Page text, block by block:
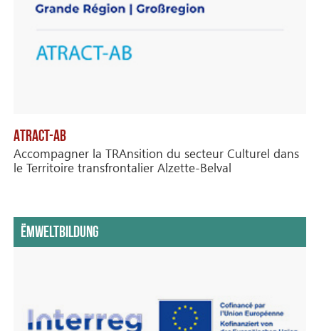
ATRACT-AB
Accompagner la TRAnsition du secteur Culturel dans
le Territoire transfrontalier Alzette-Belval
ËMWELTBILDUNG